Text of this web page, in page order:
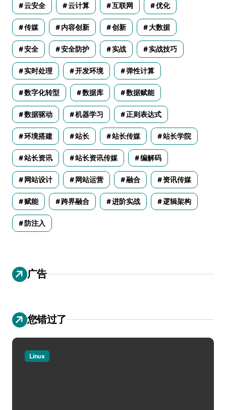
云安全 云计算 互联网 优化
传媒 内容创新 创新 大数据
安全 安全防护 实战 实战技巧
实时处理 开发环境 弹性计算
数字化转型 数据库 数据赋能
数据驱动 机器学习 正则表达式
环境搭建 站长 站长传媒 站长学院
站长资讯 站长资讯传媒 编解码
网站设计 网站运营 融合 资讯传媒
赋能 跨界融合 进阶实战 逻辑架构
防注入
广告
您错过了
Linux